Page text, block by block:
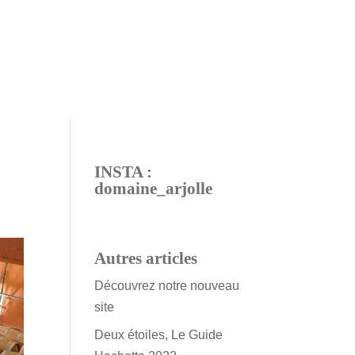
INSTA :
domaine_arjolle
Autres articles
Découvrez notre nouveau
site
Deux étoiles, Le Guide